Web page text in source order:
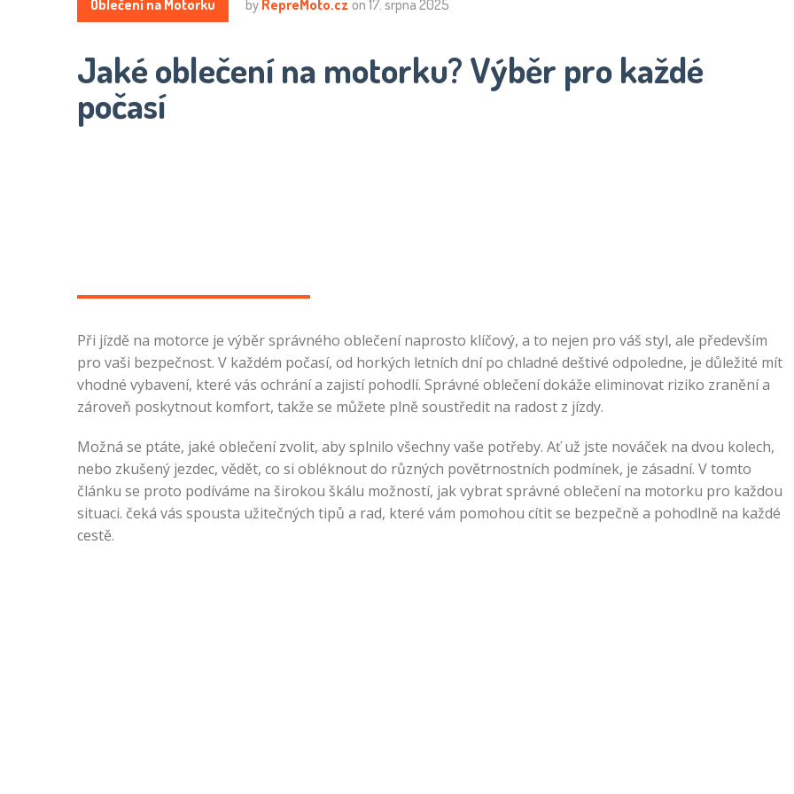
Oblečení na Motorku by RepreMoto.cz on 17. srpna 2025
Jaké oblečení na motorku? Výběr pro každé
počasí
Při jízdě na motorce je výběr správného oblečení naprosto klíčový, a to nejen pro váš styl, ale především
pro vaši bezpečnost. V každém počasí, od horkých letních dní po chladné deštivé odpoledne, je důležité mít
vhodné vybavení, které vás ochrání a zajistí pohodlí. Správné oblečení dokáže eliminovat riziko zranění a
zároveň poskytnout komfort, takže se můžete plně soustředit na radost z jízdy.
Možná se ptáte, jaké oblečení zvolit, aby splnilo všechny vaše potřeby. Ať už jste nováček na dvou kolech,
nebo zkušený jezdec, vědět, co si obléknout do různých povětrnostních podmínek, je zásadní. V tomto
článku se proto podíváme na širokou škálu možností, jak vybrat správné oblečení na motorku pro každou
situaci. čeká vás spousta užitečných tipů a rad, které vám pomohou cítit se bezpečně a pohodlně na každé
cestě.